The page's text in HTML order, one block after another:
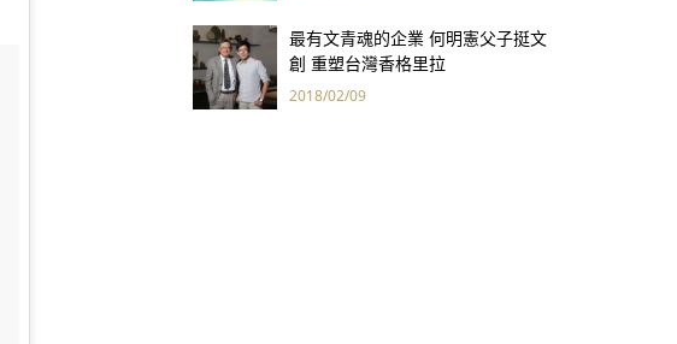
最有文青魂的企業 何明憲父子挺文
創 重塑台灣香格里拉
2018/02/09